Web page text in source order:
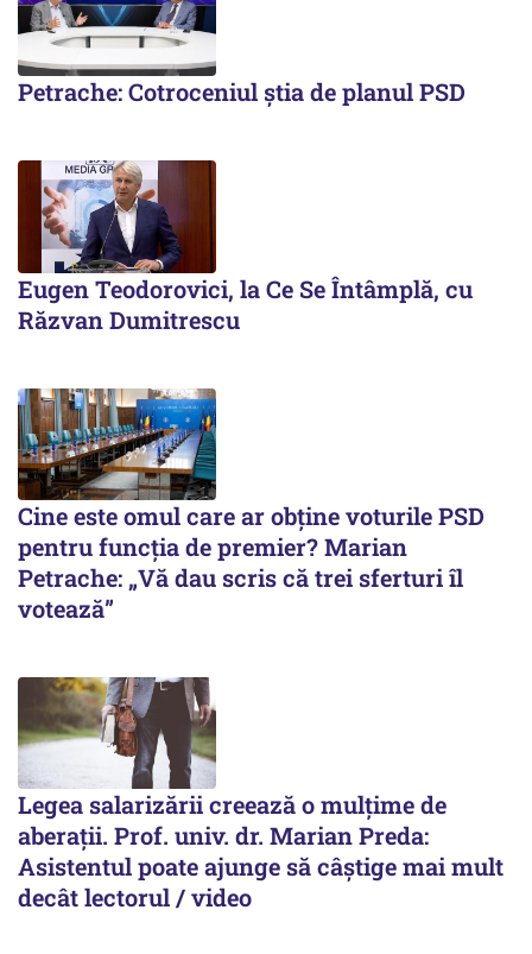
Petrache: Cotroceniul știa de planul PSD
Eugen Teodorovici, la Ce Se Întâmplă, cu
Răzvan Dumitrescu
Cine este omul care ar obține voturile PSD
pentru funcția de premier? Marian
Petrache: „Vă dau scris că trei sferturi îl
votează”
Legea salarizării creează o mulțime de
aberații. Prof. univ. dr. Marian Preda:
Asistentul poate ajunge să câștige mai mult
decât lectorul / video